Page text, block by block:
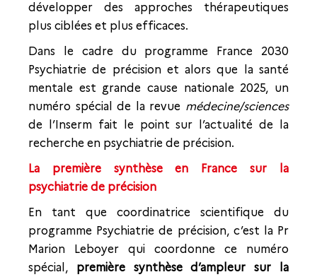
développer des approches thérapeutiques
plus ciblées et plus efficaces.
Dans le cadre du programme France 2030
Psychiatrie de précision et alors que la santé
mentale est grande cause nationale 2025, un
numéro spécial de la revue médecine/sciences
de l’Inserm fait le point sur l’actualité de la
recherche en psychiatrie de précision.
La première synthèse en France sur la
psychiatrie de précision
En tant que coordinatrice scientifique du
programme Psychiatrie de précision, c’est la Pr
Marion Leboyer qui coordonne ce numéro
spécial, première synthèse d’ampleur sur
la